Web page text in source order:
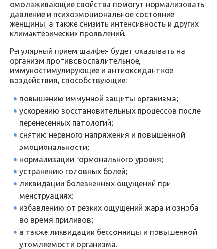
омолаживающие свойства помогут нормализовать
давление и психоэмоциональное состояние
женщины, а также снизить интенсивность и других
климактерических проявлений.
Регулярный прием шалфея будет оказывать на
организм противовоспалительное,
иммуностимулирующее и антиоксидантное
воздействия, способствующие:
повышению иммунной защиты организма;
ускорению восстановительных процессов после
перенесенных патологий;
снятию нервного напряжения и повышенной
эмоциональности;
нормализации гормонального уровня;
устранению головных болей;
ликвидации болезненных ощущений при
менструациях;
избавлению от резких ощущений жара и озноба
во время приливов;
а также ликвидации бессонницы и повышенной
утомляемости организма.